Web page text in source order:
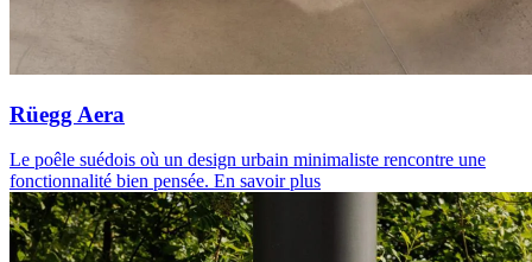
Rüegg Aera
Le poêle suédois où un design urbain minimaliste rencontre une
fonctionnalité bien pensée. En savoir plus